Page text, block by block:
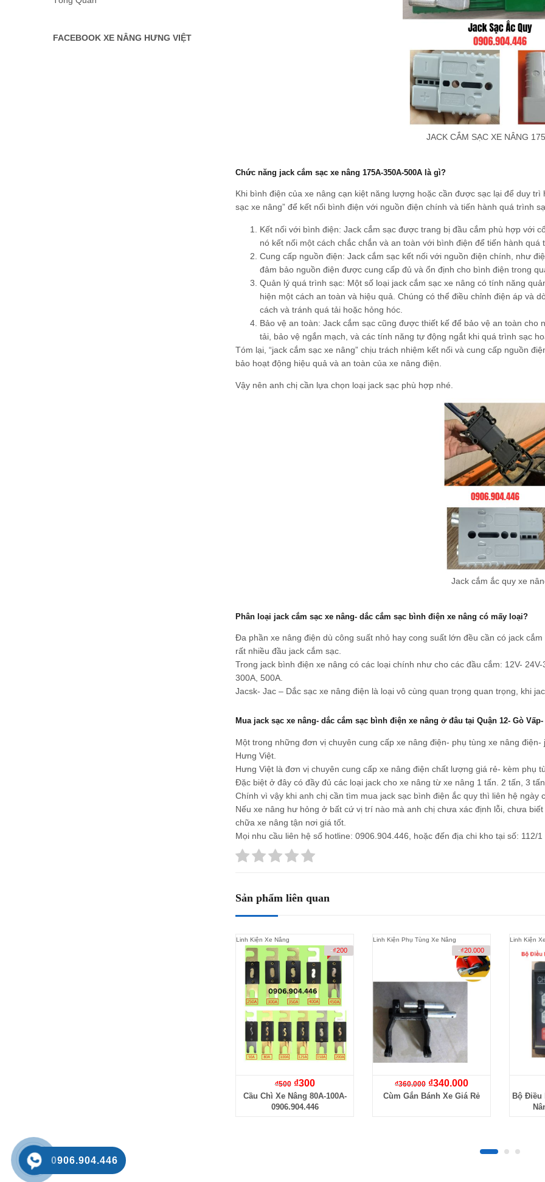
FACEBOOK XE NÂNG HƯNG VIỆT
JACK CẮM SẠC XE NÂNG
Chức năng jack cắm sạc xe nâng 175A-350A-500A là gì?
Khi bình điện của xe nâng cạn kiệt năng lượng hoặc cần được sạc lại để duy
sạc xe nâng” để kết nối bình điện với nguồn điện chính và tiến hành quá trình
Kết nối với bình điện: Jack cắm sạc được trang bị đầu cắm phù hợp với
nó kết nối một cách chắc chắn và an toàn với bình điện để tiến hành quá
Cung cấp nguồn điện: Jack cắm sạc kết nối với nguồn điện chính, như
đảm bảo nguồn điện được cung cấp đủ và ổn định cho bình điện trong
Quản lý quá trình sạc: Một số loại jack cắm sạc xe nâng có tính năng
hiện một cách an toàn và hiệu quả. Chúng có thể điều chỉnh điện áp và
cách và tránh quá tải hoặc hỏng hóc.
Bảo vệ an toàn: Jack cắm sạc cũng được thiết kế để bảo vệ an toàn
tải, bảo vệ ngắn mạch, và các tính năng tự động ngắt khi quá trình sạc
Tóm lại, “jack cắm sạc xe nâng” chịu trách nhiệm kết nối và cung cấp nguồn
bảo hoạt động hiệu quả và an toàn của xe nâng điện.
Vậy nên anh chị cần lựa chọn loại jack sạc phù hợp nhé.
Jack cắm ắc quy xe
Phân loại jack cắm sạc xe nâng- dắc cắm sạc bình điện xe nâng có mấy loại?
Đa phần xe nâng điện dù công suất nhỏ hay cong suất lớn đều cần có jack
rất nhiều đầu jack cắm sạc.
Trong jack bình điện xe nâng có các loại chính như cho các đầu cắm: 12V-
300A, 500A.
Jacsk- Jac – Dắc sạc xe nâng điện là loại vô cùng quan trọng quan trọng, khi
Mua jack sạc xe nâng- dắc cắm sạc bình điện xe nâng ở đâu tại Quận 12- Gò
Một trong những đơn vị chuyên cung cấp xe nâng điện- phụ tùng xe nâng
Hưng Việt.
Hưng Việt là đơn vị chuyên cung cấp xe nâng điện chất lượng giá rẻ- kèm phụ
Đặc biệt ở đây có đầy đủ các loại jack cho xe nâng từ xe nâng 1 tấn. 2 tấn, 3
Chính vì vậy khi anh chị cần tìm mua jack sạc bình điện ắc quy thì liên hệ ngày
Nếu xe nâng hư hỏng ở bất cứ vị trí nào mà anh chị chưa xác định lỗi, chưa
chữa xe nâng tận nơi giá tốt.
Mọi nhu cầu liên hệ số hotline: 0906.904.446 , hoặc đến địa chi kho tại số:
Sản phẩm liên quan
Linh Kiện Xe Nâng
-₫200
₫500 ₫300
Cầu Chì Xe Nâng 80A-100A-
0906.904.446
Linh Kiện Phụ Tùng Xe Nâng
-₫20.000
₫360.000 ₫340.000
Cùm Gắn Bánh Xe Giá Rẻ
Linh Kiện
Bộ Điều
0906.904.446